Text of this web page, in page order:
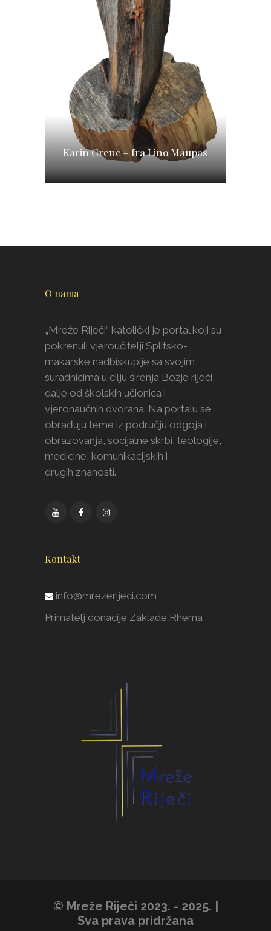
Karin Grenc – fra Lino Maupas
O nama
„Mreže Riječi“ katolički je portal koji su
pokrenuli vjeroučitelji Splitsko-
makarske nadbiskupije sa svojim
suradnicima u cilju širenja Božje riječi
dalje od školskih učionica i
vjeronaučnih dvorana. Na portalu se
obrađuju teme iz području odgoja i
obrazovanja, socijalne skrbi, teologije,
medicine, komunikacijskih i
drugih znanosti.
Kontakt
info@mrezerijeci.com
Primatelj donacije Zaklade Rhema
© Mreže Riječi 2023. - 2025. |
Sva prava pridržana